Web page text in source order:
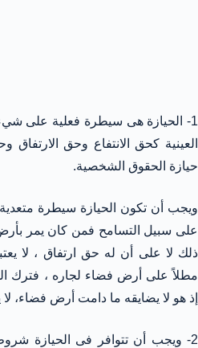
1- الحيازة هى سيطرة فعلية على
العينية كحق الانتفاع وحق الارتفاق
حيازة الحقوق الشخصية.
ويجب أن تكون الحيازة سيطرة
على سبيل التسامح فمن كان يمر
ذلك لا على أن له حق ارتفاق ، لا
مطلاً على أرض فضاء لجاره ، فترك
إذ هو لا يضايقه ما دامت أرض فضاء،
2- ويجب أن تتوافر فى الحيازة